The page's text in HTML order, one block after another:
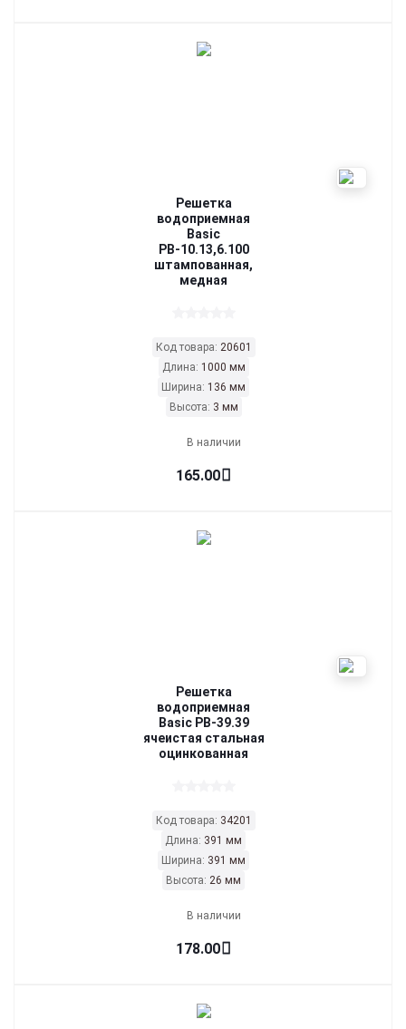
Решетка
водоприемная
Basic
РВ-10.13,6.100
штампованная,
медная
Код товара: 20601
Длина: 1000 мм
Ширина: 136 мм
Высота: 3 мм
В наличии
165.00
Решетка
водоприемная
Basic РВ-39.39
ячеистая стальная
оцинкованная
Код товара: 34201
Длина: 391 мм
Ширина: 391 мм
Высота: 26 мм
В наличии
178.00